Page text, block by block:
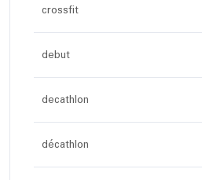
crossfit
debut
decathlon
décathlon